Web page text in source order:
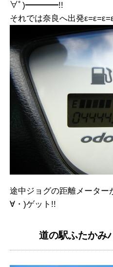
∀ﾟ)━━━━!!
それでは奈良へ出発
途中ジョグの距離メーター
∀・)ゲット!!
道の駅ふたかみ